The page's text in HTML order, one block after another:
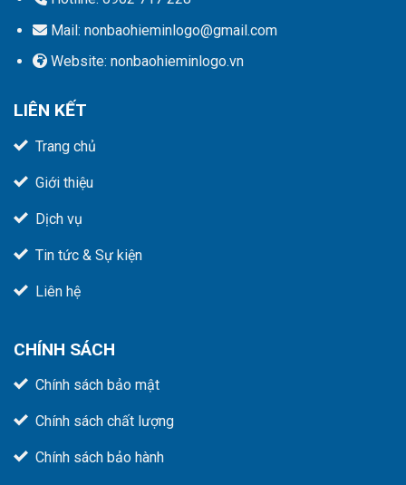
Mail: nonbaohieminlogo@gmail.com
Website: nonbaohieminlogo.vn
LIÊN KẾT
Trang chủ
Giới thiệu
Dịch vụ
Tin tức & Sự kiện
Liên hệ
CHÍNH SÁCH
Chính sách bảo mật
Chính sách chất lượng
Chính sách bảo hành